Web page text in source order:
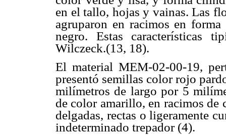
en el tallo, hojas y vainas. Las
agruparon en racimos en
negro. Estas características
Wilczeck.(13, 18).
El material MEM-02-00-19,
presentó semillas color rojo
milímetros de largo por 5
de color amarillo, en racimos de
delgadas, rectas o ligeramente
indeterminado trepador (4).